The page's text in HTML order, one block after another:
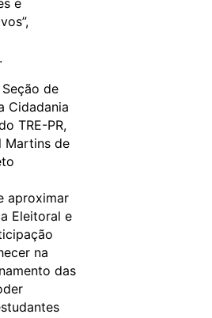
de
Cidadania
TRE-PR,
Martins de
aproximar
Eleitoral e
na
das